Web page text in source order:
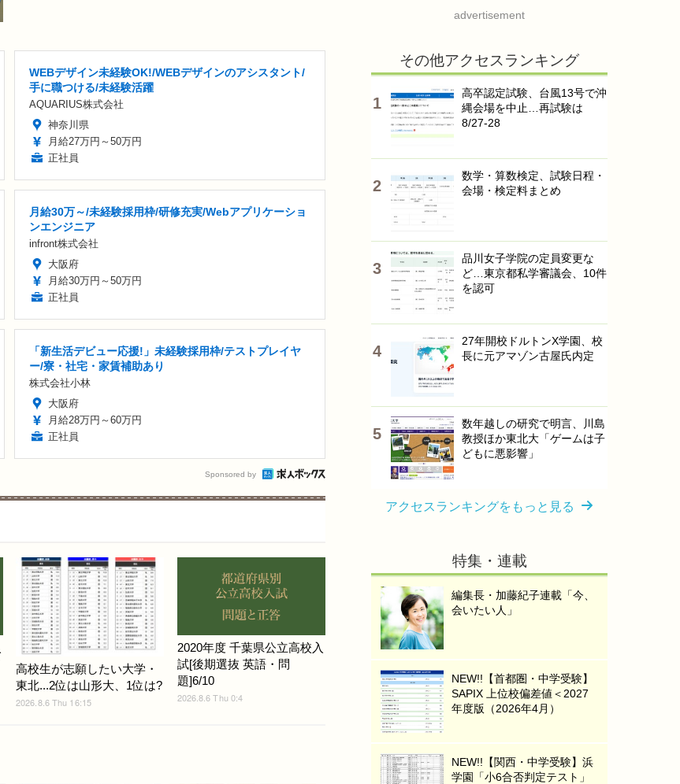
WEBデザイン未経験OK!/WEBデザインのアシスタント/
手に職つける/未経験活躍
AQUARIUS株式会社
神奈川県
月給27万円～50万円
正社員
月給30万～/未経験採用枠/研修充実/Webアプリケーショ
ンエンジニア
infront株式会社
大阪府
月給30万円～50万円
正社員
「新生活デビュー応援!」未経験採用枠/テストプレイヤ
ー/寮・社宅・家賃補助あり
株式会社小林
大阪府
月給28万円～60万円
正社員
Sponsored by
高校生が志願したい大学・
東北...2位は山形大、1位は?
2026.8.6 Thu 16:15
2020年度 千葉県公立高校入
試[後期選抜 英語・問
題]6/10
2026.8.6 Thu 0:4
advertisement
その他アクセスランキング
高卒認定試験、台風13号で沖
縄会場を中止…再試験は
8/27-28
数学・算数検定、試験日程・
会場・検定料まとめ
品川女子学院の定員変更な
ど…東京都私学審議会、10件
を認可
27年開校ドルトンX学園、校
長に元アマゾン古屋氏内定
数年越しの研究で明言、川島
教授ほか東北大「ゲームは子
どもに悪影響」
アクセスランキングをもっと見る
特集・連載
編集長・加藤紀子連載「今、
会いたい人」
NEW!!【首都圏・中学受験】
SAPIX 上位校偏差値＜2027
年度版（2026年4月）
NEW!!【関西・中学受験】浜
学園「小6合否判定テスト」